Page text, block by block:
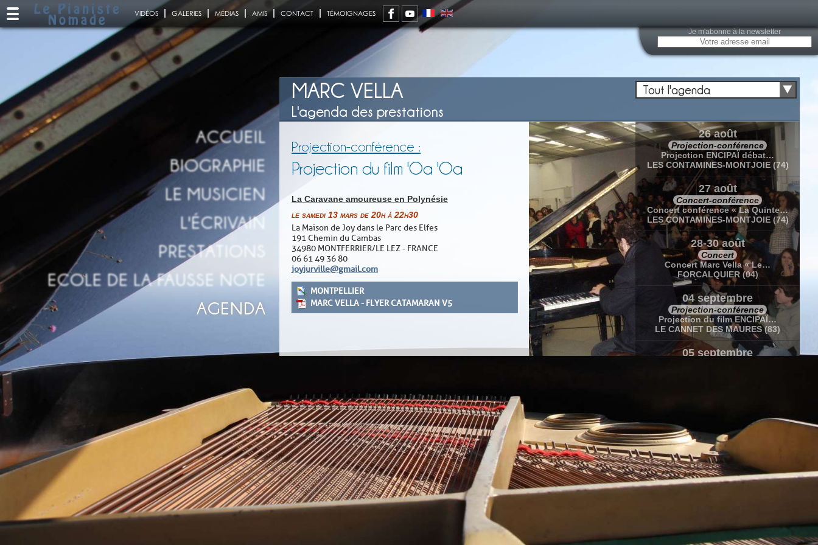
MARC VELLA
L'agenda des prestations
Tout l'agenda
Projection-conférence :
Projection du film 'Oa 'Oa
La Caravane amoureuse en Polynésie
le samedi 13 mars de 20h à 22h30
La Maison de Joy dans le Parc des Elfes
191 Chemin du Cambas
34980 MONTFERRIER/LE LEZ - FRANCE
06 61 49 36 80
joyjurville@gmail.com
MONTPELLIER
MARC VELLA - FLYER CATAMARAN V5
26 août
Projection-conférence
Projection ENCIPAÏ débat…
LES CONTAMINES-MONTJOIE (74)
27 août
Concert-conférence
Concert conférence « La Quinte…
LES CONTAMINES-MONTJOIE (74)
28-30 août
Concert
Concert Marc Vella « Le…
FORCALQUIER (04)
04 septembre
Projection-conférence
Projection du film ENCIPAÏ…
LE CANNET DES MAURES (83)
05 septembre
Rendre belles les fausses notes de…
LE CANNET DES MAURES (83)
12 septembre
Concert lectures et photographies
Soif de vie « Théâtre et impros…
Caravane Amoureuse
Caravane amoureuse en Polynésie…
VIDÉOS GALERIES MÉDIAS AMIS CONTACT TÉMOIGNAGES
ACCUEIL
BIOGRAPHIE
LE MUSICIEN
L'ÉCRIVAIN
PRESTATIONS
ECOLE DE LA FAUSSE NOTE
AGENDA
Je m'abonne à la newsletter